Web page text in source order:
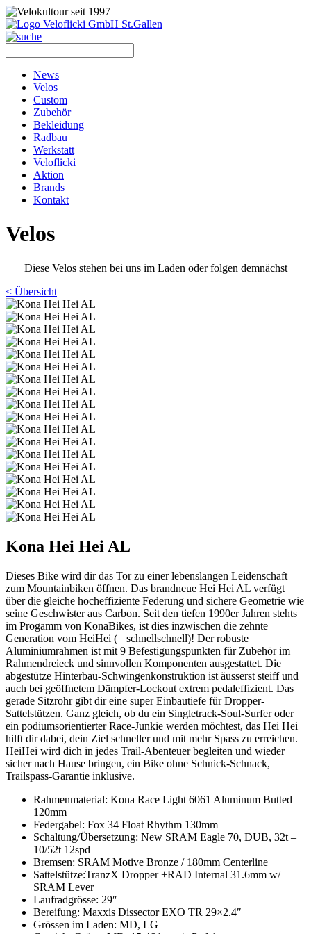
News
Velos
Custom
Zubehör
Bekleidung
Radbau
Werkstatt
Veloflicki
Aktion
Brands
Kontakt
Velos
Diese Velos stehen bei uns im Laden oder folgen demnächst
< Übersicht
Kona Hei Hei AL
Dieses Bike wird dir das Tor zu einer lebenslangen Leidenschaft
zum Mountainbiken öffnen. Das brandneue Hei Hei AL verfügt
über die gleiche hocheffiziente Federung und sichere Geometrie wie
seine Geschwister aus Carbon. Seit den tiefen 1990er Jahren stehts
im Progamm von KonaBikes, ist dies inzwischen die zehnte
Generation vom HeiHei (= schnellschnell)! Der robuste
Aluminiumrahmen ist mit 9 Befestigungspunkten für Zubehör im
Rahmendreieck und sinnvollen Komponenten ausgestattet. Die
abgestütze Hinterbau-Schwingenkonstruktion ist äusserst steiff und
auch bei geöffnetem Dämpfer-Lockout extrem pedaleffizient. Das
gerade Sitzrohr gibt dir eine super Einbautiefe für Dropper-
Sattelstützen. Ganz gleich, ob du ein Singletrack-Soul-Surfer oder
ein podiumsorientierter Race-Junkie werden möchtest, das Hei Hei
hilft dir dabei, dein Ziel schneller und mit mehr Spass zu erreichen.
HeiHei wird dich in jedes Trail-Abenteuer begleiten und wieder
sicher nach Hause bringen, ein Bike ohne Schnick-Schnack,
Trailspass-Garantie inklusive.
Rahmenmaterial: Kona Race Light 6061 Aluminum Butted
120mm
Federgabel: Fox 34 Float Rhythm 130mm
Schaltung/Übersetzung: New SRAM Eagle 70, DUB, 32t –
10/52t 12spd
Bremsen: SRAM Motive Bronze / 180mm Centerline
Sattelstütze:TranzX Dropper +RAD Internal 31.6mm w/
SRAM Lever
Laufradgrösse: 29″
Bereifung: Maxxis Dissector EXO TR 29×2.4″
Grössen im Laden: MD, LG